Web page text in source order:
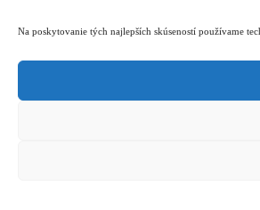
Na poskytovanie tých najlepších skúseností používame